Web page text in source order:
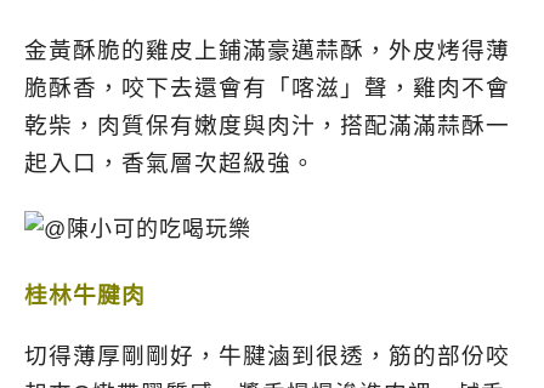
金黃酥脆的雞皮上鋪滿豪邁蒜酥， 外皮烤得薄
脆酥香，咬下去還會有「喀滋」聲，雞肉不會
乾柴，肉質保有嫩度與肉汁，搭配滿滿蒜酥一
起入口，香氣層次超級強。
桂林牛腱肉
切得薄厚剛剛好，牛腱滷到很透，筋的部份咬